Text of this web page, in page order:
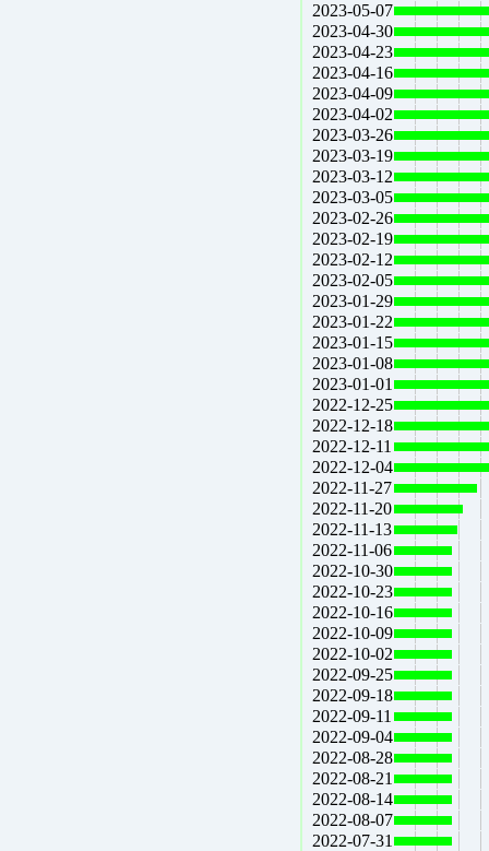
2023-05-07
2023-04-30
2023-04-23
2023-04-16
2023-04-09
2023-04-02
2023-03-26
2023-03-19
2023-03-12
2023-03-05
2023-02-26
2023-02-19
2023-02-12
2023-02-05
2023-01-29
2023-01-22
2023-01-15
2023-01-08
2023-01-01
2022-12-25
2022-12-18
2022-12-11
2022-12-04
2022-11-27
2022-11-20
2022-11-13
2022-11-06
2022-10-30
2022-10-23
2022-10-16
2022-10-09
2022-10-02
2022-09-25
2022-09-18
2022-09-11
2022-09-04
2022-08-28
2022-08-21
2022-08-14
2022-08-07
2022-07-31